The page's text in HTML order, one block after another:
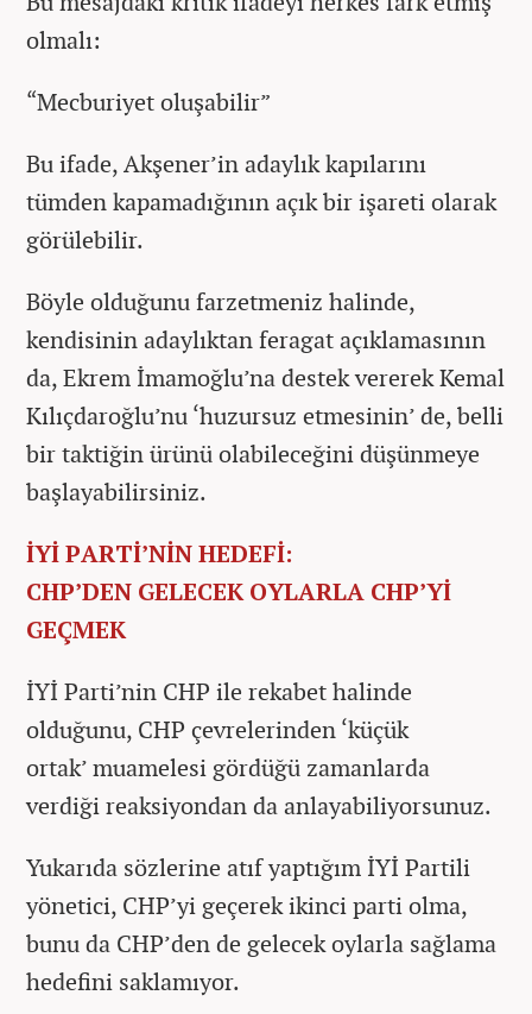
olmalı:
“Mecburiyet oluşabilir”
Bu ifade, Akşener’in adaylık kapılarını
tümden kapamadığının açık bir işareti olarak
görülebilir.
Böyle olduğunu farzetmeniz halinde,
kendisinin adaylıktan feragat açıklamasının
da, Ekrem İmamoğlu’na destek vererek Kemal
Kılıçdaroğlu’nu ‘huzursuz etmesinin’ de, belli
bir taktiğin ürünü olabileceğini düşünmeye
başlayabilirsiniz.
İYİ PARTİ’NİN HEDEFİ:
CHP’DEN GELECEK OYLARLA CHP’Yİ
GEÇMEK
İYİ Parti’nin CHP ile rekabet halinde
olduğunu, CHP çevrelerinden ‘küçük
ortak’ muamelesi gördüğü zamanlarda
verdiği reaksiyondan da anlayabiliyorsunuz.
Yukarıda sözlerine atıf yaptığım İYİ Partili
yönetici, CHP’yi geçerek ikinci parti olma,
bunu da CHP’den de gelecek oylarla sağlama
hedefini saklamıyor.